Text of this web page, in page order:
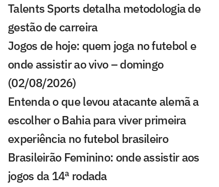
Talents Sports detalha metodologia de
gestão de carreira
Jogos de hoje: quem joga no futebol e
onde assistir ao vivo – domingo
(02/08/2026)
Entenda o que levou atacante alemã a
escolher o Bahia para viver primeira
experiência no futebol brasileiro
Brasileirão Feminino: onde assistir aos
jogos da 14ª rodada